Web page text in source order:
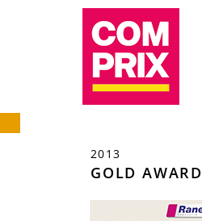
2013
GOLD AWARD